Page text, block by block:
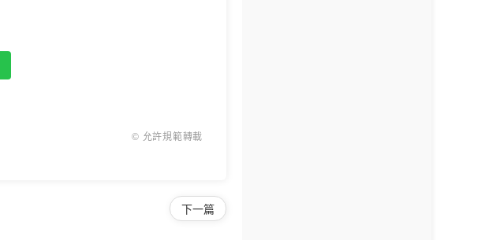
© 允許規範轉載
下一篇